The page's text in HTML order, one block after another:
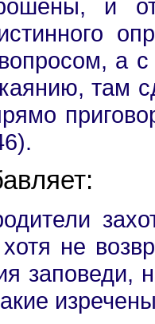
и
а с
там
не
заповеди,